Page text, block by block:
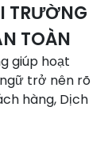
TRƯỜNG
TOÀN
giúp hoạt
trở nên rõ
hàng, Dịch